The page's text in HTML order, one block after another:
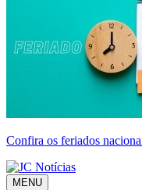
Confira os feriados
MENU